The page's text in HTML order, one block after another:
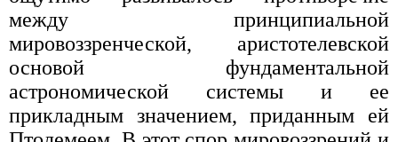
между принципиальной
мировоззренческой, аристотелевской
основой фундаментальной
астрономической системы и ее
прикладным значением, приданным ей